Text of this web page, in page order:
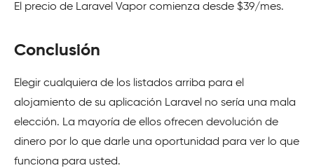
El precio de Laravel Vapor comienza desde $39/mes.
Conclusión
Elegir cualquiera de los listados arriba para el
alojamiento de su aplicación Laravel no sería una mala
elección. La mayoría de ellos ofrecen devolución de
dinero por lo que darle una oportunidad para ver lo que
funciona para usted.